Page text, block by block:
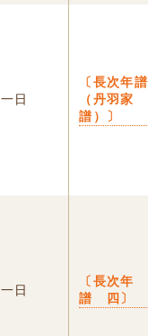
日
〔長次年譜
（丹羽家
譜）〕
日
〔長次年
譜 四〕